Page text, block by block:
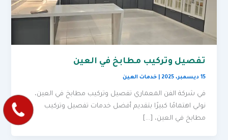
تفصيل وتركيب مطابخ في العين
15 ديسمبر، 2025 |خدمات العين
في شركة الفن المعماري تفصيل وتركيب مطابخ في العين،
نولي اهتمامًا كبيرًا بتقديم أفضل خدمات تفصيل وتركيب
مطابخ في العين، […]